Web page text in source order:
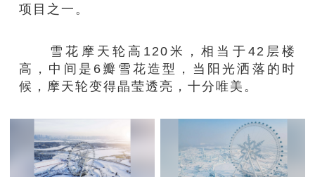
项目之一。
雪花摩天轮高120米，相当于42层楼
高，中间是6瓣雪花造型，当阳光洒落的时
候，摩天轮变得晶莹透亮，十分唯美。